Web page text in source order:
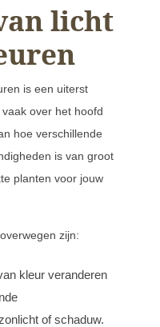
licht
is een uiterst
over het hoofd
hoe verschillende
is van groot
planten voor jouw
zijn:
kleur veranderen
of schaduw.